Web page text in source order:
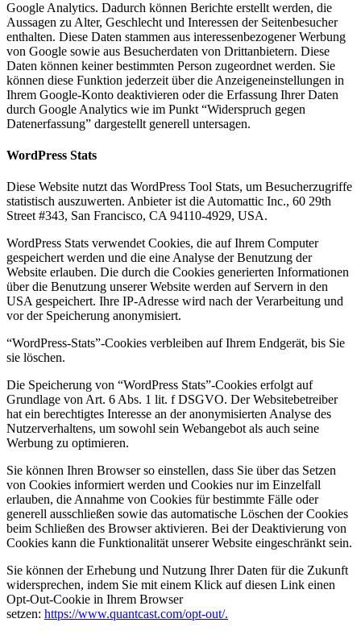
Google Analytics. Dadurch können Berichte erstellt werden, die
Aussagen zu Alter, Geschlecht und Interessen der Seitenbesucher
enthalten. Diese Daten stammen aus interessenbezogener Werbung
von Google sowie aus Besucherdaten von Drittanbietern. Diese
Daten können keiner bestimmten Person zugeordnet werden. Sie
können diese Funktion jederzeit über die Anzeigeneinstellungen in
Ihrem Google-Konto deaktivieren oder die Erfassung Ihrer Daten
durch Google Analytics wie im Punkt “Widerspruch gegen
Datenerfassung” dargestellt generell untersagen.
WordPress Stats
Diese Website nutzt das WordPress Tool Stats, um Besucherzugriffe
statistisch auszuwerten. Anbieter ist die Automattic Inc., 60 29th
Street #343, San Francisco, CA 94110-4929, USA.
WordPress Stats verwendet Cookies, die auf Ihrem Computer
gespeichert werden und die eine Analyse der Benutzung der
Website erlauben. Die durch die Cookies generierten Informationen
über die Benutzung unserer Website werden auf Servern in den
USA gespeichert. Ihre IP-Adresse wird nach der Verarbeitung und
vor der Speicherung anonymisiert.
“WordPress-Stats”-Cookies verbleiben auf Ihrem Endgerät, bis Sie
sie löschen.
Die Speicherung von “WordPress Stats”-Cookies erfolgt auf
Grundlage von Art. 6 Abs. 1 lit. f DSGVO. Der Websitebetreiber
hat ein berechtigtes Interesse an der anonymisierten Analyse des
Nutzerverhaltens, um sowohl sein Webangebot als auch seine
Werbung zu optimieren.
Sie können Ihren Browser so einstellen, dass Sie über das Setzen
von Cookies informiert werden und Cookies nur im Einzelfall
erlauben, die Annahme von Cookies für bestimmte Fälle oder
generell ausschließen sowie das automatische Löschen der Cookies
beim Schließen des Browser aktivieren. Bei der Deaktivierung von
Cookies kann die Funktionalität unserer Website eingeschränkt sein.
Sie können der Erhebung und Nutzung Ihrer Daten für die Zukunft
widersprechen, indem Sie mit einem Klick auf diesen Link einen
Opt-Out-Cookie in Ihrem Browser
setzen: https://www.quantcast.com/opt-out/.